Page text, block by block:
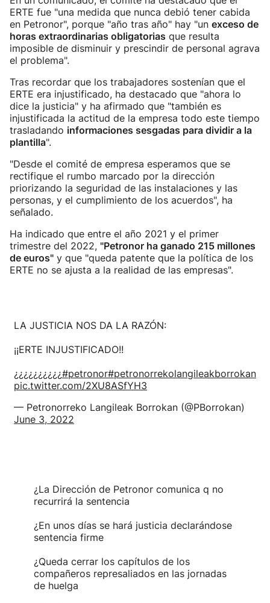
ERTE fue "una medida que nunca debió tener cabida
en Petronor", porque "año tras año" hay "un exceso de
horas extraordinarias obligatorias que resulta
imposible de disminuir y prescindir de personal agrava
el problema".
Tras recordar que los trabajadores sostenían que el
ERTE era injustificado, ha destacado que "ahora lo
dice la justicia" y ha afirmado que "también es
injustificada la actitud de la empresa todo este tiempo
trasladando informaciones sesgadas para dividir a la
plantilla".
"Desde el comité de empresa esperamos que se
rectifique el rumbo marcado por la dirección
priorizando la seguridad de las instalaciones y las
personas, y el cumplimiento de los acuerdos", ha
señalado.
Ha indicado que entre el año 2021 y el primer
trimestre del 2022, "Petronor ha ganado 215 millones
de euros" y que "queda patente que la política de los
ERTE no se ajusta a la realidad de las empresas".
LA JUSTICIA NOS DA LA RAZÓN:
¡¡ERTE INJUSTIFICADO!!
¿¿¿¿¿¿¿¿¿¿#petronor#petronorrekolangileakborrokan
pic.twitter.com/2XU8ASfYH3
— Petronorreko Langileak Borrokan (@PBorrokan)
June 3, 2022
¿La Dirección de Petronor comunica q no
recurrirá la sentencia
¿En unos días se hará justicia declarándose
sentencia firme
¿Queda cerrar los capítulos de los
compañeros represaliados en las jornadas
de huelga